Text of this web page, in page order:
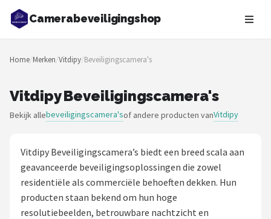
Camerabeveiligingshop
Zoeken
NAVIGATIE
Merken
Beveiligingscamera's
Camera Deurbellen
Home/Merken/Vitdipy/Beveiligingscamera's
Vitdipy Beveiligingscamera's
Bekijk allebeveiligingscamera'sof andere producten vanVitdipy
Vitdipy Beveiligingscamera’s biedt een breed scala aan
geavanceerde beveiligingsoplossingen die zowel
residentiële als commerciële behoeften dekken. Hun
producten staan bekend om hun hoge
resolutiebeelden, betrouwbare nachtzicht en